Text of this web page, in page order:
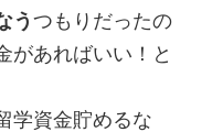
うつもりだったの
があればいい！と
学資金貯めるな